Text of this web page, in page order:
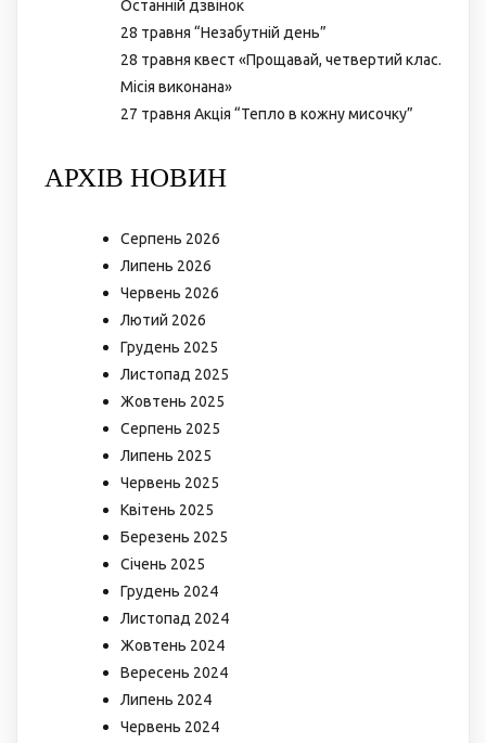
Останній дзвінок
28 травня “Незабутній день”
28 травня квест «Прощавай, четвертий клас.
Місія виконана»
27 травня Акція “Тепло в кожну мисочку”
АРХІВ НОВИН
Серпень 2026
Липень 2026
Червень 2026
Лютий 2026
Грудень 2025
Листопад 2025
Жовтень 2025
Серпень 2025
Липень 2025
Червень 2025
Квітень 2025
Березень 2025
Січень 2025
Грудень 2024
Листопад 2024
Жовтень 2024
Вересень 2024
Липень 2024
Червень 2024